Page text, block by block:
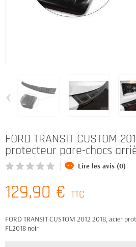
‹
FORD TRANSIT CUSTOM
protecteur pare-chocs
Lire les avis (0)
129,90 € TTC
FORD TRANSIT CUSTOM 2012 2018, acier
FL2018 noir